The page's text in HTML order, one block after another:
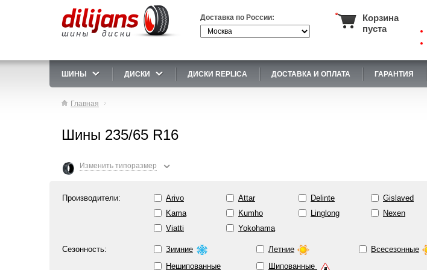
Доставка по России:
Корзина
пуста
ШИНЫ ДИСКИ ДИСКИ REPLICA ДОСТАВКА И ОПЛАТА ГАРАНТИЯ
Главная
Шины 235/65 R16
Изменить типоразмер ⌄
Производители: Arivo Attar Delinte Gislaved
Kama
Kumho Linglong Nexen
Viatti
Yokohama
Сезонность: Зимние Летние
Всесезонные
Нешипованные
Шипованные